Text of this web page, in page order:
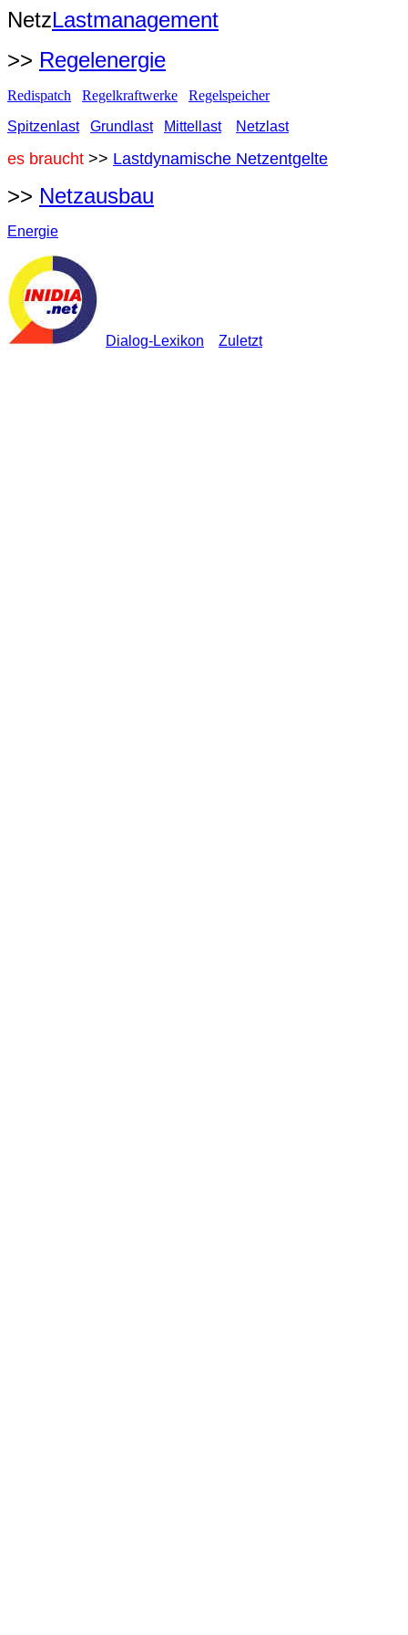
NetzLastmanagement
>> Regelenergie
Redispatch Regelkraftwerke
Regelspeicher
Spitzenlast
Grundlast Mittellast Netzlast
es braucht >> Lastdynamische Netzentgelte
>> Netzausbau
Energie
Dialog-Lexikon Zuletzt